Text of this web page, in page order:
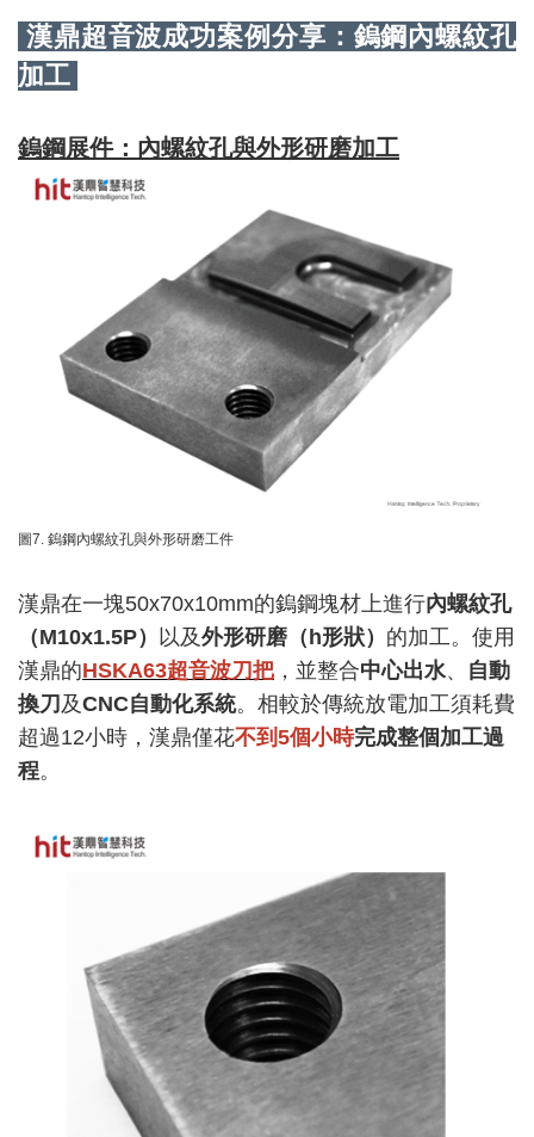
漢鼎超音波成功案例分享：鎢鋼內螺紋孔
加工
鎢鋼展件：內螺紋孔與外形研磨加工
圖7. 鎢鋼內螺紋孔與外形研磨工件
漢鼎在一塊50x70x10mm的鎢鋼塊材上進行內螺紋孔
（M10x1.5P） 以及外形研磨（ h形狀） 的加工。使用
漢鼎的HSKA63超音波刀把 ，並整合中心出水、 自動
換刀 及CNC自動化系統。相較於傳統放電加工須耗費
超過12小時，漢鼎僅花不到 5個小時完成整個加工過
程。